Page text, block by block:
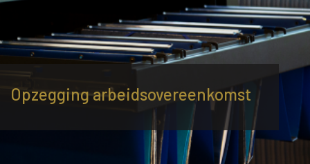
Opzegging arbeidsovereenkomst